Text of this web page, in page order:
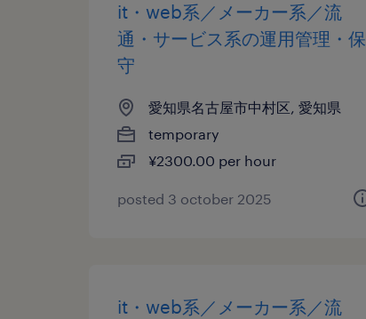
it・web系／メーカー系／流
通・サービス系の運用管理・保
守
愛知県名古屋市中村区, 愛知県
temporary
¥2300.00 per hour
posted 3 october 2025
it・web系／メーカー系／流